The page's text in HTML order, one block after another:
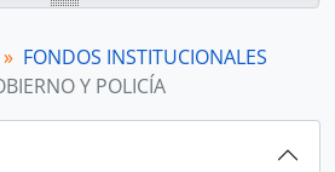
DE HACIENDA Y COMERCIO
DEL SESQUICENTENARIO DE LA INDEPENDENCIA DEL PERÚ
AGRARIO
FONDOS FÁCTICOS
PROTOCOLOS NOTARIALES
COLECCIONES
FONDOS INSTITUCIONALES
Y POLICÍA